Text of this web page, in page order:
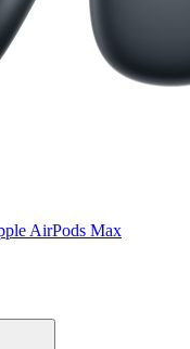
AirPods Max